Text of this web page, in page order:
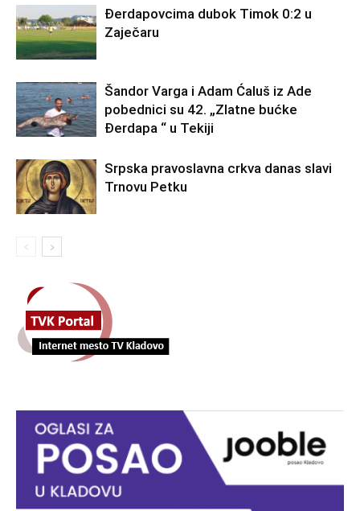
Đerdapovcima dubok Timok 0:2 u
Zaječaru
Šandor Varga i Adam Ćaluš iz Ade
pobednici su 42. „Zlatne bućke
Đerdapa “ u Tekiji
Srpska pravoslavna crkva danas slavi
Trnovu Petku